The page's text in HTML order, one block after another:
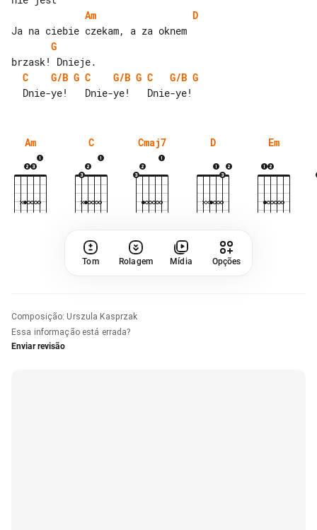
Am
D
G
C
G/B G C G/B G C G/B G
Am C Cmaj7 D Em
Tom Rolagem Mídia Opções
Composição: Urszula Kasprzak
Essa informação está errada?
Enviar revisão